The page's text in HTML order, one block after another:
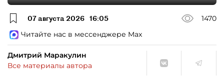
07 августа 2026 16:05
1470
Читайте нас в мессенджере Max
Дмитрий Маракулин
Все материалы автора